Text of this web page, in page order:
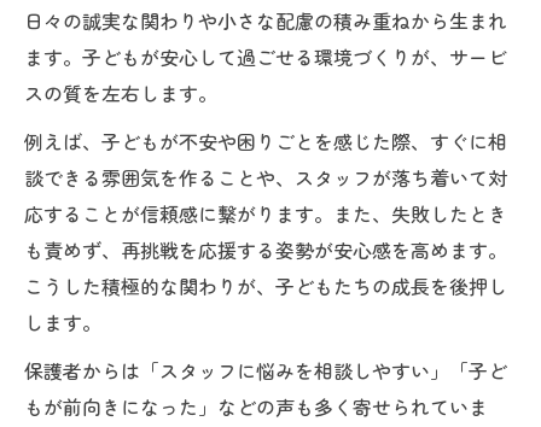
日々の誠実な関わりや小さな配慮の積み重ねから生まれ
ます。子どもが安心して過ごせる環境づくりが、サービ
スの質を左右します。
例えば、子どもが不安や困りごとを感じた際、すぐに相
談できる雰囲気を作ることや、スタッフが落ち着いて対
応することが信頼感に繋がります。また、失敗したとき
も責めず、再挑戦を応援する姿勢が安心感を高めます。
こうした積極的な関わりが、子どもたちの成長を後押し
します。
保護者からは「スタッフに悩みを相談しやすい」「子ど
もが前向きになった」などの声も多く寄せられていま